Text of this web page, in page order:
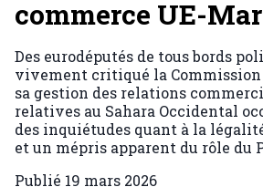
commerce UE-
Des eurodéputés de tous bords
vivement critiqué la Commission
sa gestion des relations
relatives au Sahara Occidental
des inquiétudes quant à la
et un mépris apparent du rôle du
Publié 19 mars 2026